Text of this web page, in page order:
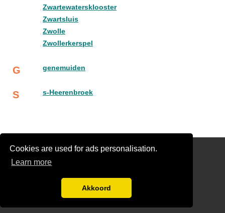
Cookies are used for ads personalisation.
Learn more
Akkoord
Zwartewatersklooster
Zwartsluis
Zwolle
Zwollerkerspel
G genemuiden
S s-Heerenbroek
links
Gratis Schilder Offertes Vergelijken